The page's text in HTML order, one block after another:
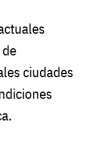
ciudades